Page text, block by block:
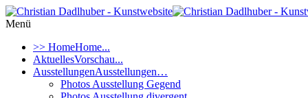
Menü
>> HomeHome...
AktuellesVorschau...
AusstellungenAusstellungen…
Photos Ausstellung Gegend